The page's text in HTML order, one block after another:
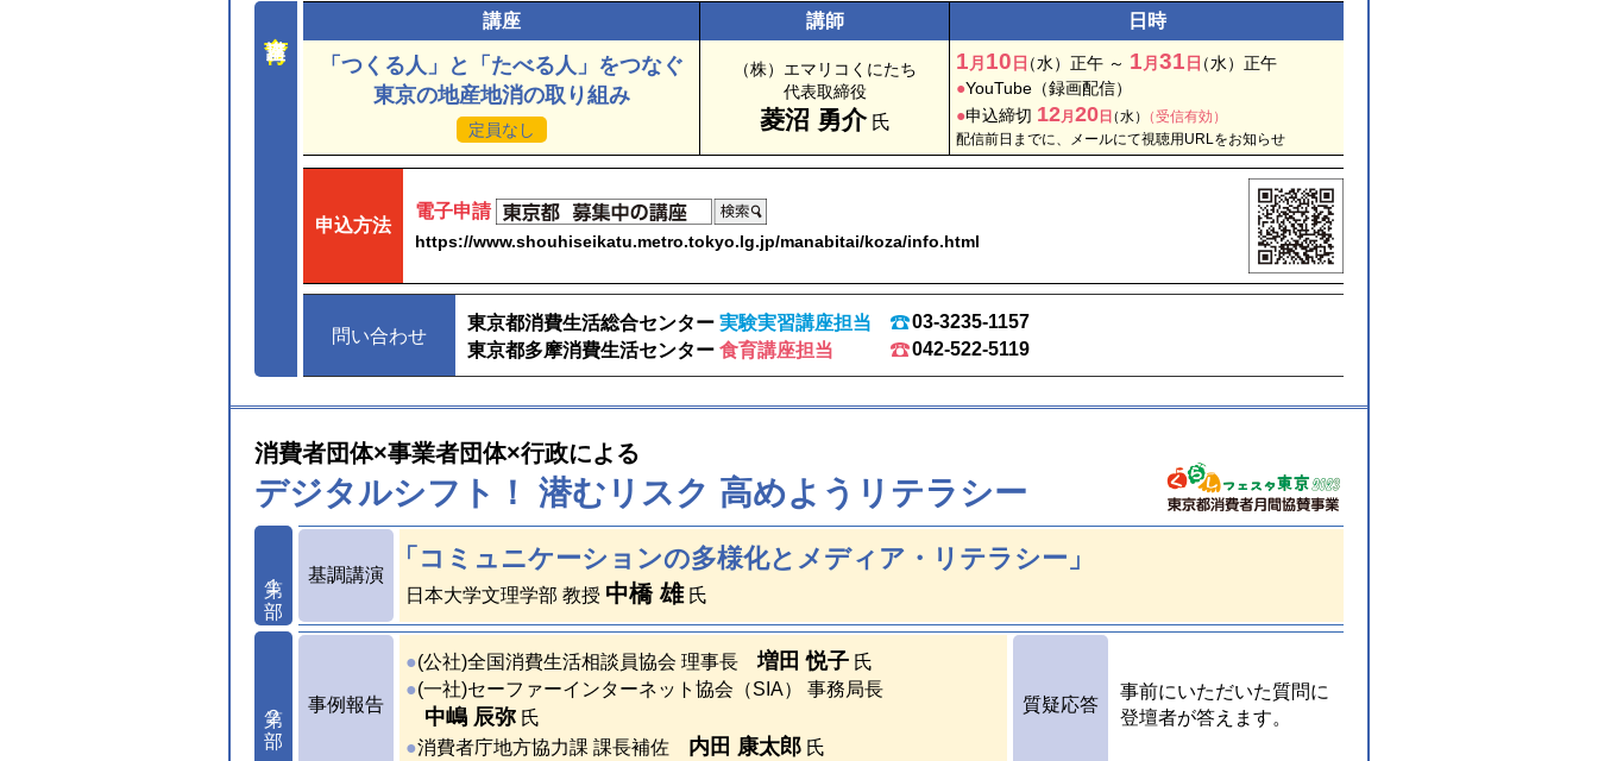
講座 講師 日時
「つくる人」と「たべる人」をつなぐ
東京の地産地消の取り組み
定員なし
（株）エマリコくにたち
代表取締役
菱沼 勇介氏
1 月 10 日（水）正午 ～ 1 月 31 日（水）正午
YouTube（録画配信）
申込締切 12月 20 日（水） （受信有効）
配信前日までに、メールにて視聴用URLをお知らせ
申込方法
電子申請
https://www.shouhiseikatu.metro.tokyo.lg.jp/manabitai/koza/info.html
問い合わせ
東京都消費生活総合センター 実験実習講座担当
03-3235-1157
東京都多摩消費生活センター 食育講座担当 042-522-5119
消費者団体×事業者団体×行政による
デジタルシフト！ 潜むリスク 高めようリテラシー
第１部 基調講演
「 コミュニケーションの多様化とメディア・リテラシー」
日本大学文理学部 教授 中橋 雄氏
事例報告
(公社)全国消費生活相談員協会 理事長 増田 悦子 氏
(一社)セーファーインターネット協会（SIA） 事務局長
中嶋 辰弥 氏
消費者庁地方協力課 課長補佐
内田 康太郎 氏
質疑応答
事前にいただいた質問に
登壇者が答えます。